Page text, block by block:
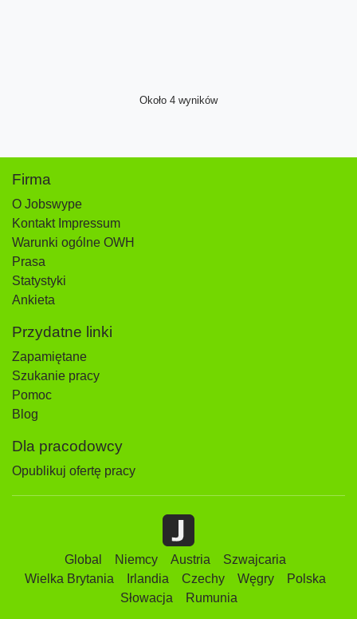
Około 4 wyników
Firma
O Jobswype
Kontakt Impressum
Warunki ogólne OWH
Prasa
Statystyki
Ankieta
Przydatne linki
Zapamiętane
Szukanie pracy
Pomoc
Blog
Dla pracodowcy
Opublikuj ofertę pracy
Global Niemcy Austria
Szwajcaria
Wielka Brytania
Irlandia Czechy Węgry
Polska
Słowacja
Rumunia